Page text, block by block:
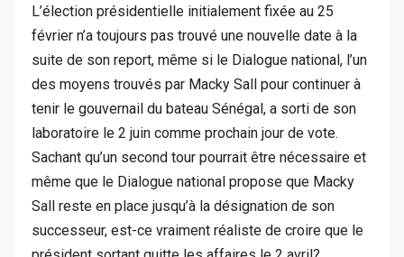
L’élection présidentielle initialement fixée au 25
février n’a toujours pas trouvé une nouvelle date à la
suite de son report, même si le Dialogue national, l’un
des moyens trouvés par Macky Sall pour continuer à
tenir le gouvernail du bateau Sénégal, a sorti de son
laboratoire le 2 juin comme prochain jour de vote.
Sachant qu’un second tour pourrait être nécessaire et
même que le Dialogue national propose que Macky
Sall reste en place jusqu’à la désignation de son
successeur, est-ce vraiment réaliste de croire que le